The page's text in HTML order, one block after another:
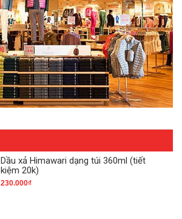
Dầu xả Himawari dạng túi 360ml (tiết
kiệm 20k)
230.000₫